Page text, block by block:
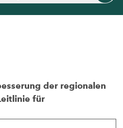
der regionalen
für